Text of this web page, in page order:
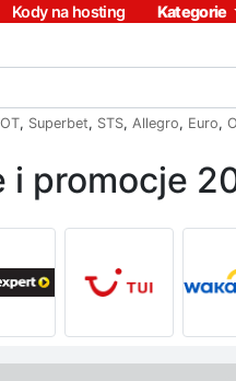
Kody na hosting Kategorie
, Superbet, STS, Allegro, Euro,
i promocje